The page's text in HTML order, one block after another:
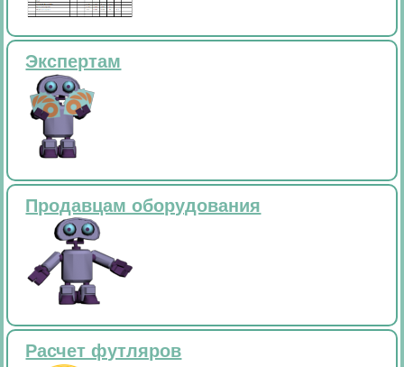
Экспертам
Продавцам оборудования
Расчет футляров